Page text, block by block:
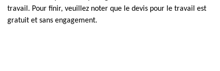
travail. Pour finir, veuillez noter que le devis pour le travail est
gratuit et sans engagement.